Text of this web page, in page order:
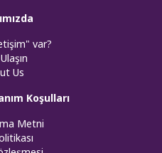
var?
Us
Koşulları
Metni